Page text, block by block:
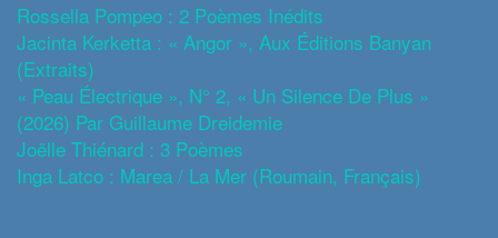
Rossella Pompeo : 2 Poèmes Inédits
Jacinta Kerketta : « Angor », Aux Éditions Banyan
(extraits)
« Peau Électrique », N° 2, « Un Silence De Plus »
(2026) Par Guillaume Dreidemie
Joëlle Thiénard : 3 Poèmes
Inga Latco : Marea / La Mer (roumain, Français)